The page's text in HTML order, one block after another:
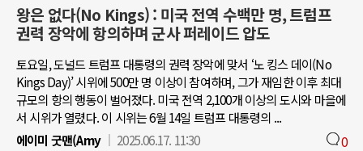
왕은 없다(No Kings) : 미국 전역 수백만 명, 트럼프
권력 장악에 항의하며 군사 퍼레이드 압도
토요일, 도널드 트럼프 대통령의 권력 장악에 맞서 ‘노 킹스 데이(No
Kings Day)’ 시위에 500만 명 이상이 참여하며, 그가 재임한 이후 최대
규모의 항의 행동이 벌어졌다. 미국 전역 2,100개 이상의 도시와 마을에
서 시위가 열렸다. 이 시위는 6월 14일 트럼프 대통령의 ...
에이미 굿맨(Amy
2025.06.17. 11:30 0